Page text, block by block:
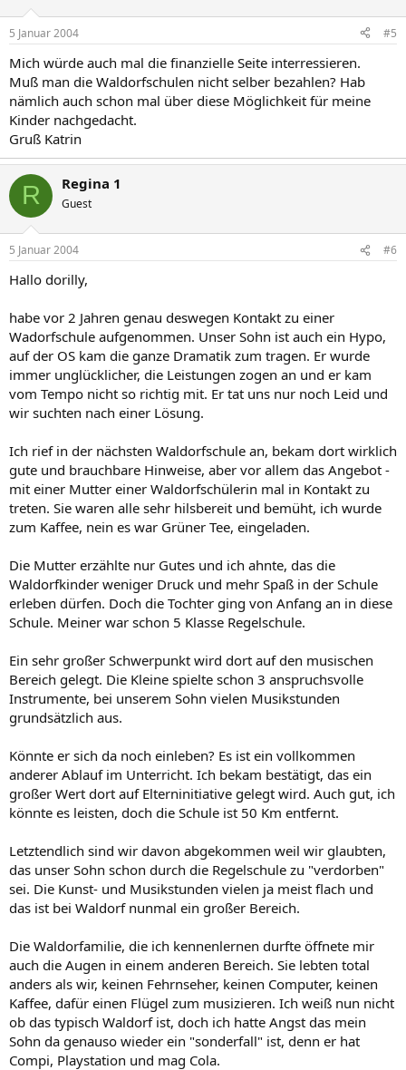
5 Januar 2004 #5
Mich würde auch mal die finanzielle Seite interressieren.
Muß man die Waldorfschulen nicht selber bezahlen? Hab
nämlich auch schon mal über diese Möglichkeit für meine
Kinder nachgedacht.
Gruß Katrin
R Regina 1
Guest
5 Januar 2004 #6
Hallo dorilly,
habe vor 2 Jahren genau deswegen Kontakt zu einer
Wadorfschule aufgenommen. Unser Sohn ist auch ein Hypo,
auf der OS kam die ganze Dramatik zum tragen. Er wurde
immer unglücklicher, die Leistungen zogen an und er kam
vom Tempo nicht so richtig mit. Er tat uns nur noch Leid und
wir suchten nach einer Lösung.
Ich rief in der nächsten Waldorfschule an, bekam dort wirklich
gute und brauchbare Hinweise, aber vor allem das Angebot -
mit einer Mutter einer Waldorfschülerin mal in Kontakt zu
treten. Sie waren alle sehr hilsbereit und bemüht, ich wurde
zum Kaffee, nein es war Grüner Tee, eingeladen.
Die Mutter erzählte nur Gutes und ich ahnte, das die
Waldorfkinder weniger Druck und mehr Spaß in der Schule
erleben dürfen. Doch die Tochter ging von Anfang an in diese
Schule. Meiner war schon 5 Klasse Regelschule.
Ein sehr großer Schwerpunkt wird dort auf den musischen
Bereich gelegt. Die Kleine spielte schon 3 anspruchsvolle
Instrumente, bei unserem Sohn vielen Musikstunden
grundsätzlich aus.
Könnte er sich da noch einleben? Es ist ein vollkommen
anderer Ablauf im Unterricht. Ich bekam bestätigt, das ein
großer Wert dort auf Elterninitiative gelegt wird. Auch gut, ich
könnte es leisten, doch die Schule ist 50 Km entfernt.
Letztendlich sind wir davon abgekommen weil wir glaubten,
das unser Sohn schon durch die Regelschule zu "verdorben"
sei. Die Kunst- und Musikstunden vielen ja meist flach und
das ist bei Waldorf nunmal ein großer Bereich.
Die Waldorfamilie, die ich kennenlernen durfte öffnete mir
auch die Augen in einem anderen Bereich. Sie lebten total
anders als wir, keinen Fehrnseher, keinen Computer, keinen
Kaffee, dafür einen Flügel zum musizieren. Ich weiß nun nicht
ob das typisch Waldorf ist, doch ich hatte Angst das mein
Sohn da genauso wieder ein "sonderfall" ist, denn er hat
Compi, Playstation und mag Cola.